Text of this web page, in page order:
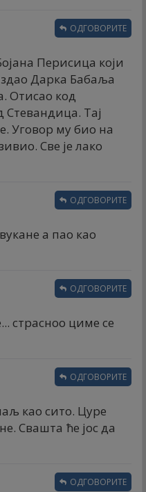
Перисица који
Дарка Бабаља
Отисао код
Тај
Уговор му био на
Све је лако
ОДГОВОРИТЕ
а пао као
ОДГОВОРИТЕ
страсноо циме се
ОДГОВОРИТЕ
као сито. Цуре
Свашта ће јос да
ОДГОВОРИТЕ
ОДГОВОРИТЕ